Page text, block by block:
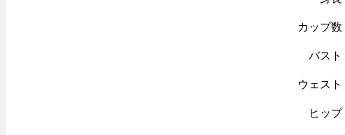
カップ数
バスト
ウェスト
ヒップ